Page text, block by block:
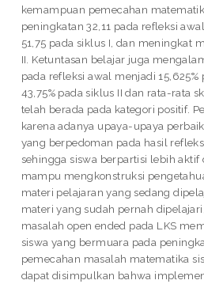
kemampuan pemecahan
peningkatan 32,11 pada refleksi
51,75 pada siklus I, dan meningkat
II. Ketuntasan belajar juga
pada refleksi awal menjadi 15,625%
43,75% pada siklus II dan rata-rata
telah berada pada kategori positif.
karena adanya upaya-upaya
yang berpedoman pada hasil
sehingga siswa berpartisi lebih aktif
mampu mengkonstruksi
materi pelajaran yang sedang
materi yang sudah pernah
masalah open ended pada LKS
siswa yang bermuara pada
pemecahan masalah matematika
dapat disimpulkan bahwa